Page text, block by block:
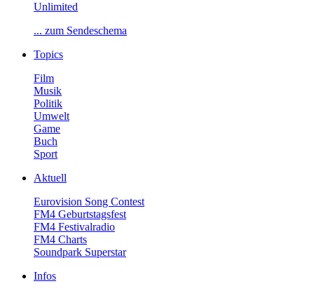
Unlimited
...zumSendeschema
Topics
Film
Musik
Politik
Umwelt
Game
Buch
Sport
Aktuell
EurovisionSongContest
FM4Geburtstagsfest
FM4Festivalradio
FM4Charts
SoundparkSuperstar
Infos